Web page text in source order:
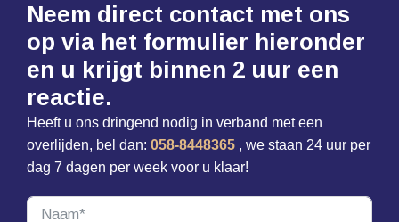
Neem direct contact met ons
op via het formulier hieronder
en u krijgt binnen 2 uur een
reactie.
Heeft u ons dringend nodig in verband met een
overlijden, bel dan: 058-8448365 ​, we staan 24 uur per
dag 7 dagen per week voor u klaar!